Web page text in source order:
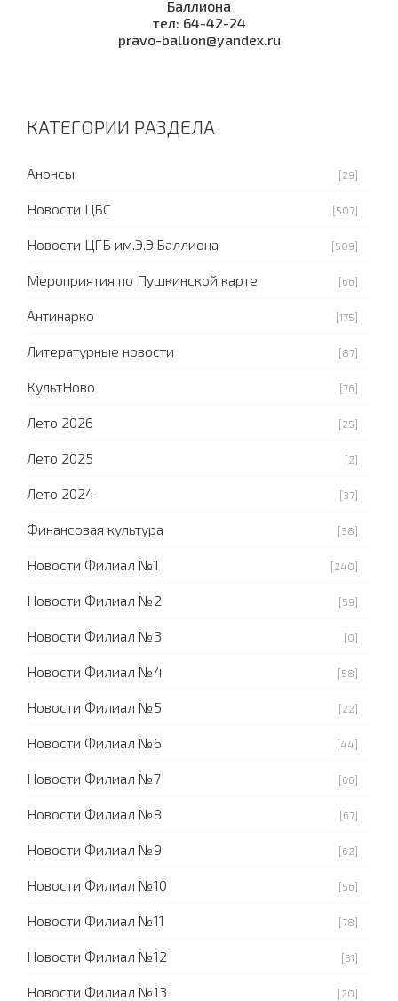
Баллиона
тел: 64-42-24
pravo-ballion@yandex.ru
КАТЕГОРИИ РАЗДЕЛА
Анонсы [29]
Новости ЦБС [507]
Новости ЦГБ им.Э.Э.Баллиона [509]
Мероприятия по Пушкинской карте [66]
Антинарко [175]
Литературные новости [87]
КультНово [76]
Лето 2026 [25]
Лето 2025 [2]
Лето 2024 [37]
Финансовая культура [38]
Новости Филиал №1 [240]
Новости Филиал №2 [59]
Новости Филиал №3 [0]
Новости Филиал №4 [58]
Новости Филиал №5 [22]
Новости Филиал №6 [44]
Новости Филиал №7 [66]
Новости Филиал №8 [67]
Новости Филиал №9 [62]
Новости Филиал №10 [56]
Новости Филиал №11 [78]
Новости Филиал №12 [31]
Новости Филиал №13 [20]